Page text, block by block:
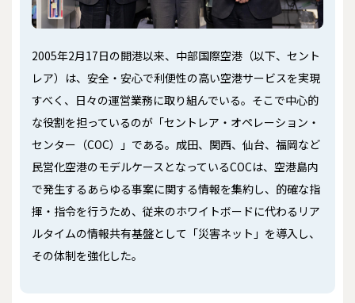
2005年2月17日の開港以来、中部国際空港（以下、セント
レア）は、安全・安心で利便性の高い空港サービスを実現
すべく、日々の運営業務に取り組んでいる。そこで中心的
な役割を担っているのが「セントレア・オペレーション・
センター（COC）」である。成田、関西、仙台、福岡など
民営化空港のモデルケースとなっているCOCは、空港島内
で発生するあらゆる事案に関する情報を集約し、的確な指
揮・指令を行うため、従来のホワイトボードに代わるリア
ルタイムの情報共有基盤として「災害ネット」を導入し、
その体制を強化した。